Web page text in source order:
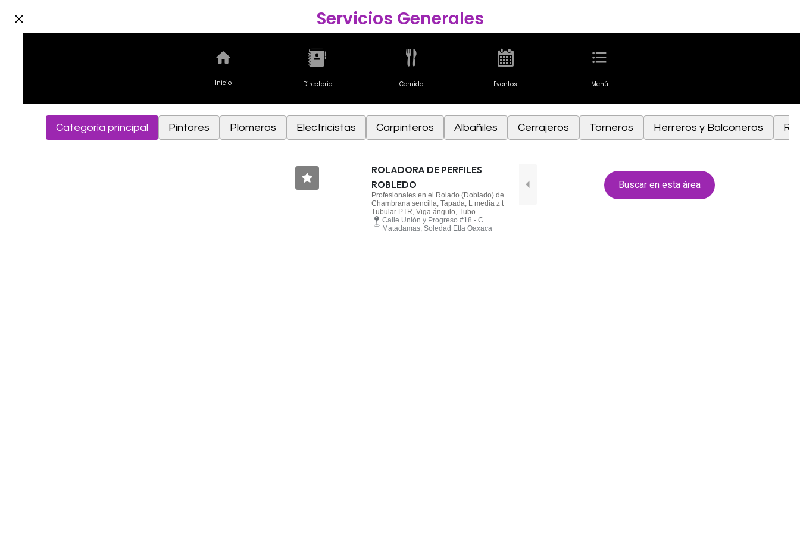
Servicios Generales
Inicio Directorio Comida Eventos Menú
Categoría principal Pintores Plomeros Electricistas Carpinteros Albañiles Cerrajeros Torneros Herreros y Balconeros
ROLADORA DE PERFILES
ROBLEDO
Profesionales en el Rolado (Doblado) de
Chambrana sencilla, Tapada, L media z t
Tubular PTR, Viga ángulo, Tubo
Calle Unión y Progreso #18 - C
Matadamas, Soledad Etla Oaxaca
Buscar en esta área